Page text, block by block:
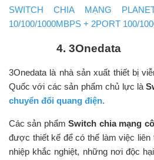
SWITCH CHIA MẠNG
10/100/1000MBPS + 2PORT 100/
4. 3Onedata
3Onedata là nhà sản xuất thiết bị
Quốc với các sản phẩm chủ lực là
chuyển đổi quang điện.
Các sản phẩmSwitch chia mạng
được thiết kế để có thể làm việc
nhiệp khắc nghiệt, những nơi độc